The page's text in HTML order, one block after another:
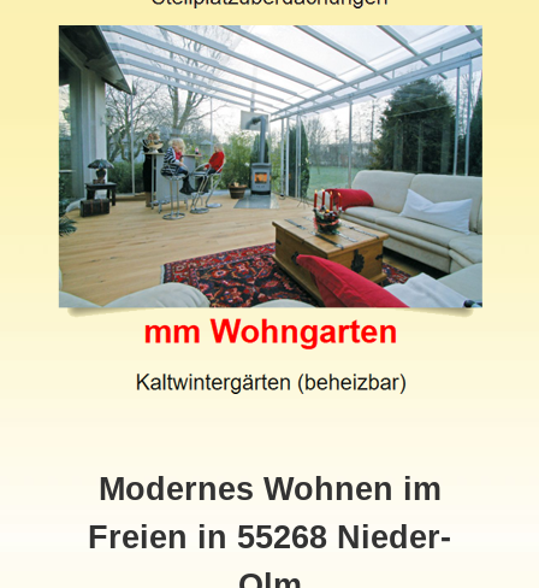
Modernes Wohnen im
Freien in 55268 Nieder-